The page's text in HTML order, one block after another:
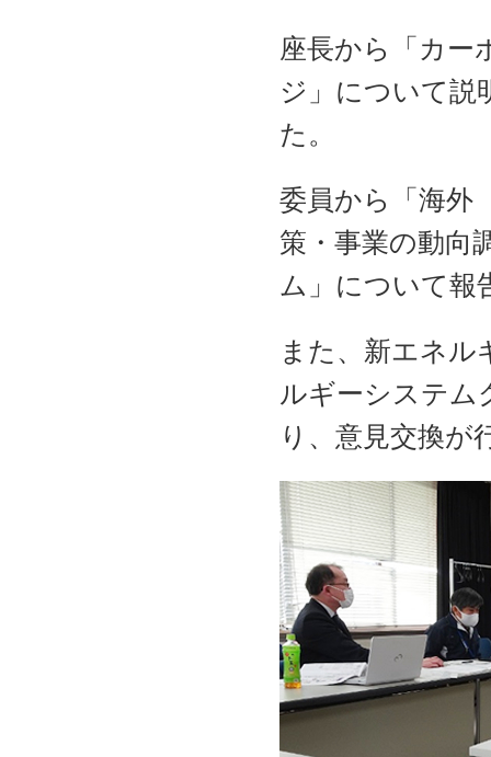
座長から「カー
ジ」について説
た。
委員から「海外
策・事業の動向
ム」について報
また、新エネル
ルギーシステム
り、意見交換が